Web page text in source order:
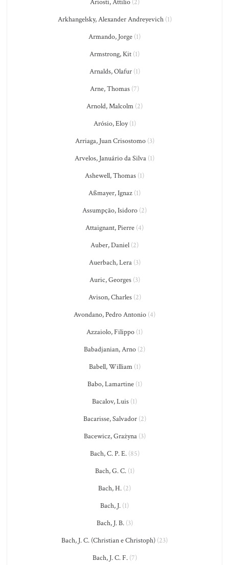
Ariosti, Attilio(2)
Arkhangelsky, Alexander Andreyevich(1)
Armando, Jorge (1)
Armstrong, Kit (1)
Arnalds, Olafur(1)
Arne, Thomas (7)
Arnold, Malcolm (2)
Arósio, Eloy(1)
Arriaga, Juan Crisostomo(3)
Arvelos, Januário da Silva (1)
Ashewell, Thomas (1)
Aßmayer, Ignaz (1)
Assumpção, Isidoro (2)
Attaignant, Pierre (4)
Auber, Daniel (2)
Auerbach, Lera(3)
Auric, Georges(3)
Avison, Charles(2)
Avondano, Pedro Antonio (4)
Azzaiolo, Filippo (1)
Babadjanian, Arno (2)
Babell, William(1)
Babo, Lamartine(1)
Bacalov, Luis (1)
Bacarisse, Salvador(2)
Bacewicz, Grażyna(3)
Bach, C. P. E.(85)
Bach, G. C.(1)
Bach, H. (2)
Bach, J. (1)
Bach, J. B.(3)
Bach, J. C. (Christian e Christoph) (23)
Bach, J. C. F.(7)